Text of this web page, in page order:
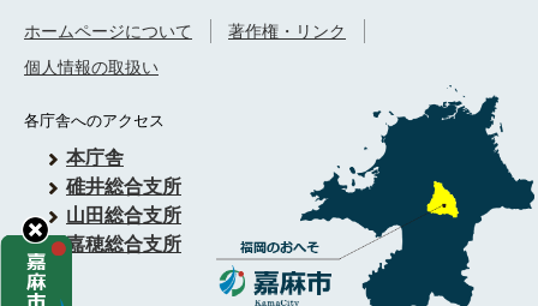
各庁舎へのアクセス
本庁舎
碓井総合支所
山田総合支所
嘉穂総合支所
ホームページについて
著作権・リンク
個人情報の取扱い